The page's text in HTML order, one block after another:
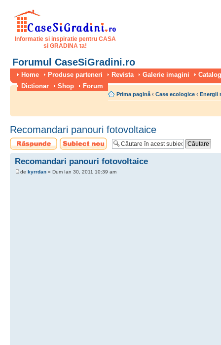
Informatie si inspiratie pentru CASA
si GRADINA ta!
Forumul CaseSiGradini.ro
Home Produse parteneri Revista Galerie imagini
Dictionar
Shop Forum
Prima pagină ‹ Case ecologice ‹ Energii
Recomandari panouri fotovoltaice
Scrie un răspuns
Scrie un subiect
nou
Recomandari panouri fotovoltaice
de kyrrdan » Dum Ian 30, 2011 10:39 am